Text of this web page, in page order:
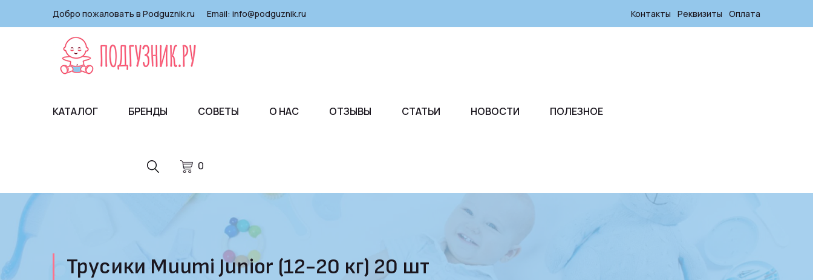
Добро пожаловать в Podguznik.ru Email: info@podguznik.ru Контакты Реквизиты Оплата
0
КАТАЛОГ БРЕНДЫ СОВЕТЫ О НАС ОТЗЫВЫ СТАТЬИ НОВОСТИ ПОЛЕЗНОЕ
Трусики Muumi Junior (12-20 кг) 20 шт